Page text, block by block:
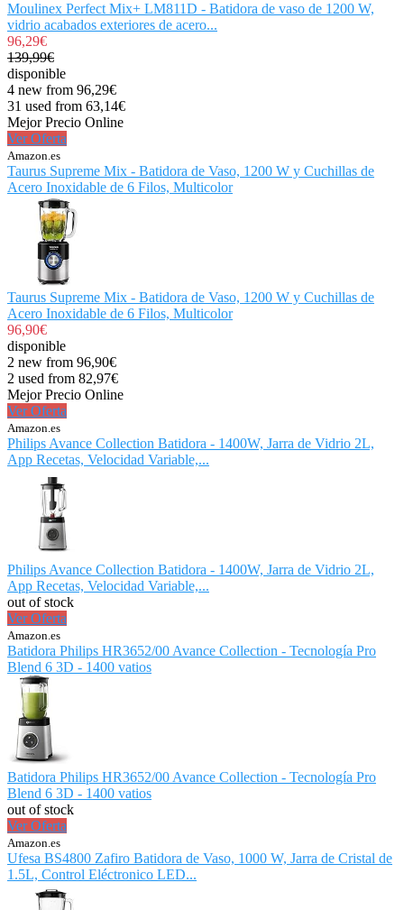
Moulinex Perfect Mix+ LM811D - Batidora de vaso de 1200 W,
vidrio acabados exteriores de acero...
96,29€
139,99€
disponible
4 new from 96,29€
31 used from 63,14€
Mejor Precio Online
Ver Oferta
Amazon.es
Taurus Supreme Mix - Batidora de Vaso, 1200 W y Cuchillas de
Acero Inoxidable de 6 Filos, Multicolor
Taurus Supreme Mix - Batidora de Vaso, 1200 W y Cuchillas de
Acero Inoxidable de 6 Filos, Multicolor
96,90€
disponible
2 new from 96,90€
2 used from 82,97€
Mejor Precio Online
Ver Oferta
Amazon.es
Philips Avance Collection Batidora - 1400W, Jarra de Vidrio 2L,
App Recetas, Velocidad Variable,...
Philips Avance Collection Batidora - 1400W, Jarra de Vidrio 2L,
App Recetas, Velocidad Variable,...
out of stock
Ver Oferta
Amazon.es
Batidora Philips HR3652/00 Avance Collection - Tecnología Pro
Blend 6 3D - 1400 vatios
Batidora Philips HR3652/00 Avance Collection - Tecnología Pro
Blend 6 3D - 1400 vatios
out of stock
Ver Oferta
Amazon.es
Ufesa BS4800 Zafiro Batidora de Vaso, 1000 W, Jarra de Cristal de
1.5L, Control Eléctronico LED...